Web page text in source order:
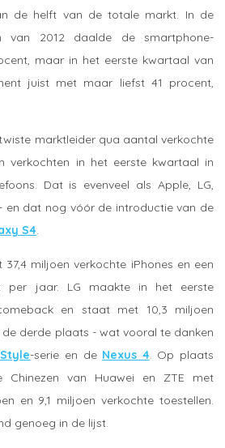
de helft van de totale markt. In de
van 2012 daalde de smartphone-
maar in het eerste kwartaal van
juist met maar liefst 41 procent,
marktleider qua aantal verkochte
verkochten in het eerste kwartaal in
Dat is evenveel als Apple, LG,
en dat nog vóór de introductie van de
S4
miljoen verkochte iPhones en een
per jaar. LG maakte in het eerste
en staat met 10,3 miljoen
derde plaats - wat vooral te danken
-serie en de Nexus 4. Op plaats
van Huawei en ZTE met
en 9,1 miljoen verkochte toestellen.
genoeg in de lijst.